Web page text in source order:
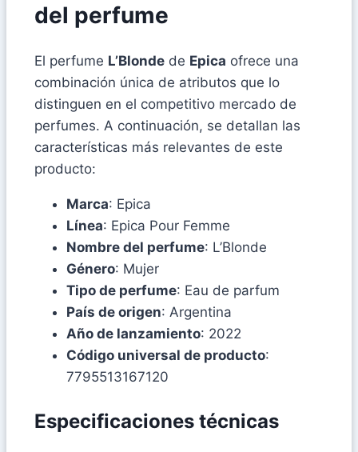
del perfume
El perfume L’Blonde de Epica ofrece una
combinación única de atributos que lo
distinguen en el competitivo mercado de
perfumes. A continuación, se detallan las
características más relevantes de este
producto:
Marca: Epica
Línea: Epica Pour Femme
Nombre del perfume: L’Blonde
Género: Mujer
Tipo de perfume: Eau de parfum
País de origen: Argentina
Año de lanzamiento: 2022
Código universal de producto:
7795513167120
Especificaciones técnicas